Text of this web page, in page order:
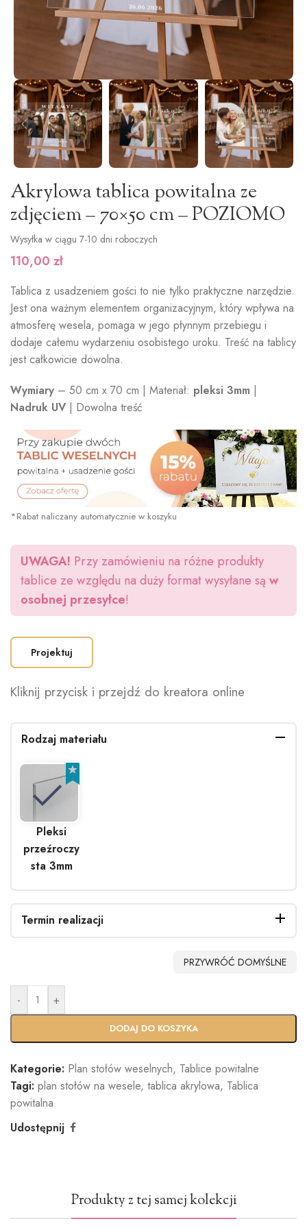
Akrylowa tablica powitalna ze
zdjęciem – 70×50 cm – POZIOMO
Wysyłka w ciągu 7-10 dni roboczych
110,00 zł
Tablica z usadzeniem gości to nie tylko praktyczne narzędzie.
Jest ona ważnym elementem organizacyjnym, który wpływa na
atmosferę wesela, pomaga w jego płynnym przebiegu i
dodaje całemu wydarzeniu osobistego uroku. Treść na tablicy
jest całkowicie dowolna.
Wymiary – 50 cm x 70 cm | Materiał: pleksi 3mm |
Nadruk UV | Dowolna treść
*Rabat naliczany automatycznie w koszyku
UWAGA! Przy zamówieniu na różne produkty
tablice ze względu na duży format wysyłane są w
osobnej przesyłce!
Projektuj
Kliknij przycisk i przejdź do kreatora online
Rodzaj materiału
Pleksi
przeźroczy
sta 3mm
Termin realizacji
PRZYWRÓĆ DOMYŚLNE
- +
DODAJ DO KOSZYKA
Kategorie: Plan stołów weselnych, Tablice powitalne
Tagi: plan stołów na wesele, tablica akrylowa, Tablica
powitalna
Udostępnij
Produkty z tej samej kolekcji